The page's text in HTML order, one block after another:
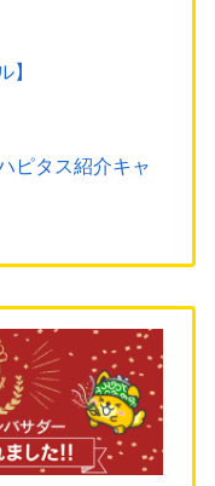
】
ピタス紹介キャ